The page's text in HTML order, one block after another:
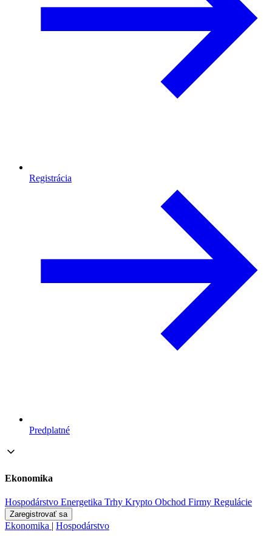
Registrácia
Predplatné
Ekonomika
Hospodárstvo Energetika Trhy Krypto Obchod Firmy Regulácie
Zaregistrovať sa
Ekonomika | Hospodárstvo